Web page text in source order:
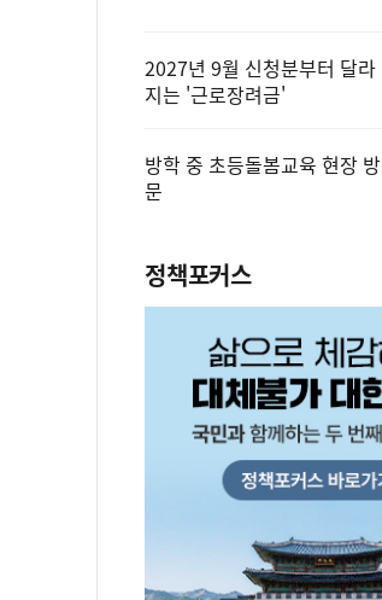
2027년 9월 신청분부터 달라
지는 '근로장려금'
방학 중 초등돌봄교육 현장 방
문
정책포커스